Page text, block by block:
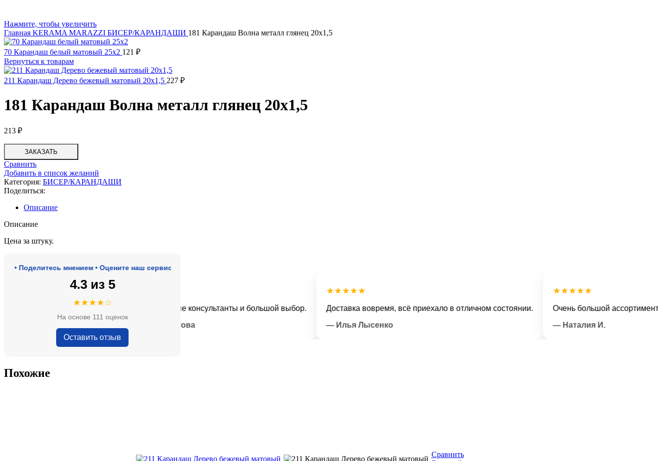
Нажмите, чтобы увеличить
Главная KERAMA MARAZZI БИСЕР/КАРАНДАШИ 181 Карандаш Волна металл глянец 20х1,5
70 Карандаш белый матовый 25х2 121 ₽
Вернуться к товарам
211 Карандаш Дерево бежевый матовый 20х1,5 227 ₽
181 Карандаш Волна металл глянец 20х1,5
213 ₽
ЗАКАЗАТЬ
Сравнить
Добавить в список желаний
Категория: БИСЕР/КАРАНДАШИ
Поделиться:
Описание
Описание
Цена за штуку.
мнением • Оцените наш сервис
4.3 из 5
★★★★☆
На основе 111 оценок
Оставить отзыв
адекватные цены.
★★★★★
Очень приятные консультанты и большой выбор.
★★★★★
Доставка вовремя, всё приехало в отличном состоянии.
— Илья Лысенко
★★★★★
Очень большой ассортимент и
— Наталия И.
Похожие
Сравнить